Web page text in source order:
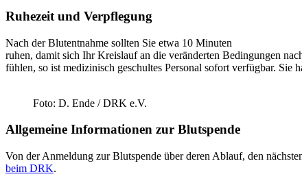
Ruhezeit und Verpflegung
Nach der Blutentnahme sollten Sie etwa 10 Minuten
ruhen, damit sich Ihr Kreislauf an die veränderten Bedingungen
fühlen, so ist medizinisch geschultes Personal sofort verfügbar. Sie
Foto: D. Ende / DRK e.V.
Allgemeine Informationen zur Blutspende
Von der Anmeldung zur Blutspende über deren Ablauf, den
beim DRK.